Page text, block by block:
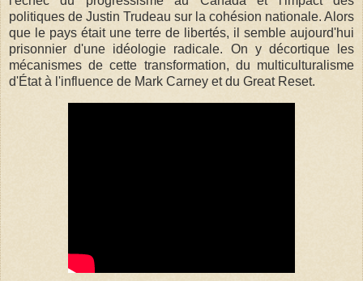
politiques de Justin Trudeau sur la cohésion nationale. Alors
que le pays était une terre de libertés, il semble aujourd'hui
prisonnier d'une idéologie radicale. On y décortique les
mécanismes de cette transformation, du multiculturalisme
d'État à l'influence de Mark Carney et du Great Reset.